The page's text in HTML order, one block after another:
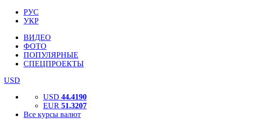
РУС
УКР
ВИДЕО
ФОТО
ПОПУЛЯРНЫЕ
СПЕЦПРОЕКТЫ
USD
USD 44.4190
EUR 51.3207
Все курсы валют